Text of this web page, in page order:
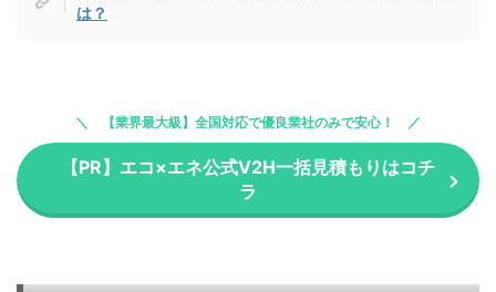
は？
【業界最大級】全国対応で優良業社のみで安心！
【PR】エコ×エネ公式V2H一括見積もりはコチ
ラ